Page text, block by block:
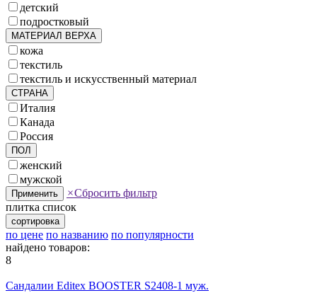
детский
подростковый
МАТЕРИАЛ ВЕРХА
кожа
текстиль
текстиль и искусственный материал
СТРАНА
Италия
Канада
Россия
ПОЛ
женский
мужской
Применить ×Сбросить фильтр
плитка список
сортировка
по цене по названию по популярности
найдено товаров:
8
Сандалии Editex BOOSTER S2408-1 муж.